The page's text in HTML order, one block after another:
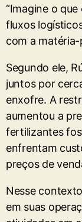
“Imagine o
fluxos
com a matéria-
Segundo ele,
juntos por
enxofre. A
aumentou a
fertilizantes
enfrentam
preços de
Nesse
em suas